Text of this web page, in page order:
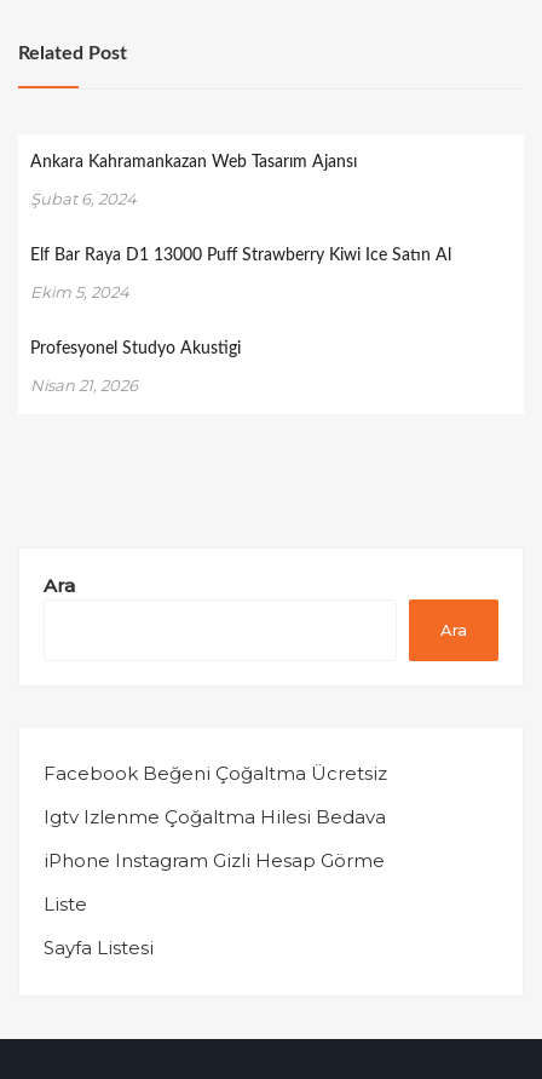
Related Post
Ankara Kahramankazan Web Tasarım Ajansı
Şubat 6, 2024
Elf Bar Raya D1 13000 Puff Strawberry Kiwi Ice Satın Al
Ekim 5, 2024
Profesyonel Studyo Akustigi
Nisan 21, 2026
Ara
Ara
Facebook Beğeni Çoğaltma Ücretsiz
Igtv Izlenme Çoğaltma Hilesi Bedava
iPhone Instagram Gizli Hesap Görme
Liste
Sayfa Listesi